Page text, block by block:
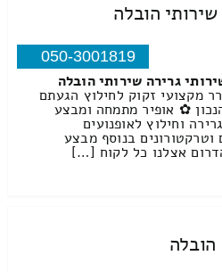
הובלה
050-3001819
גרירה שירותי הובלה
מקצועי זקוק לחילוץ הגעתם
✿ אופיר מתמחה ומבצע
וחילוץ לאופנועים
וטרקטורונים בנוסף מבצע
אצלנו כל לקוח […]